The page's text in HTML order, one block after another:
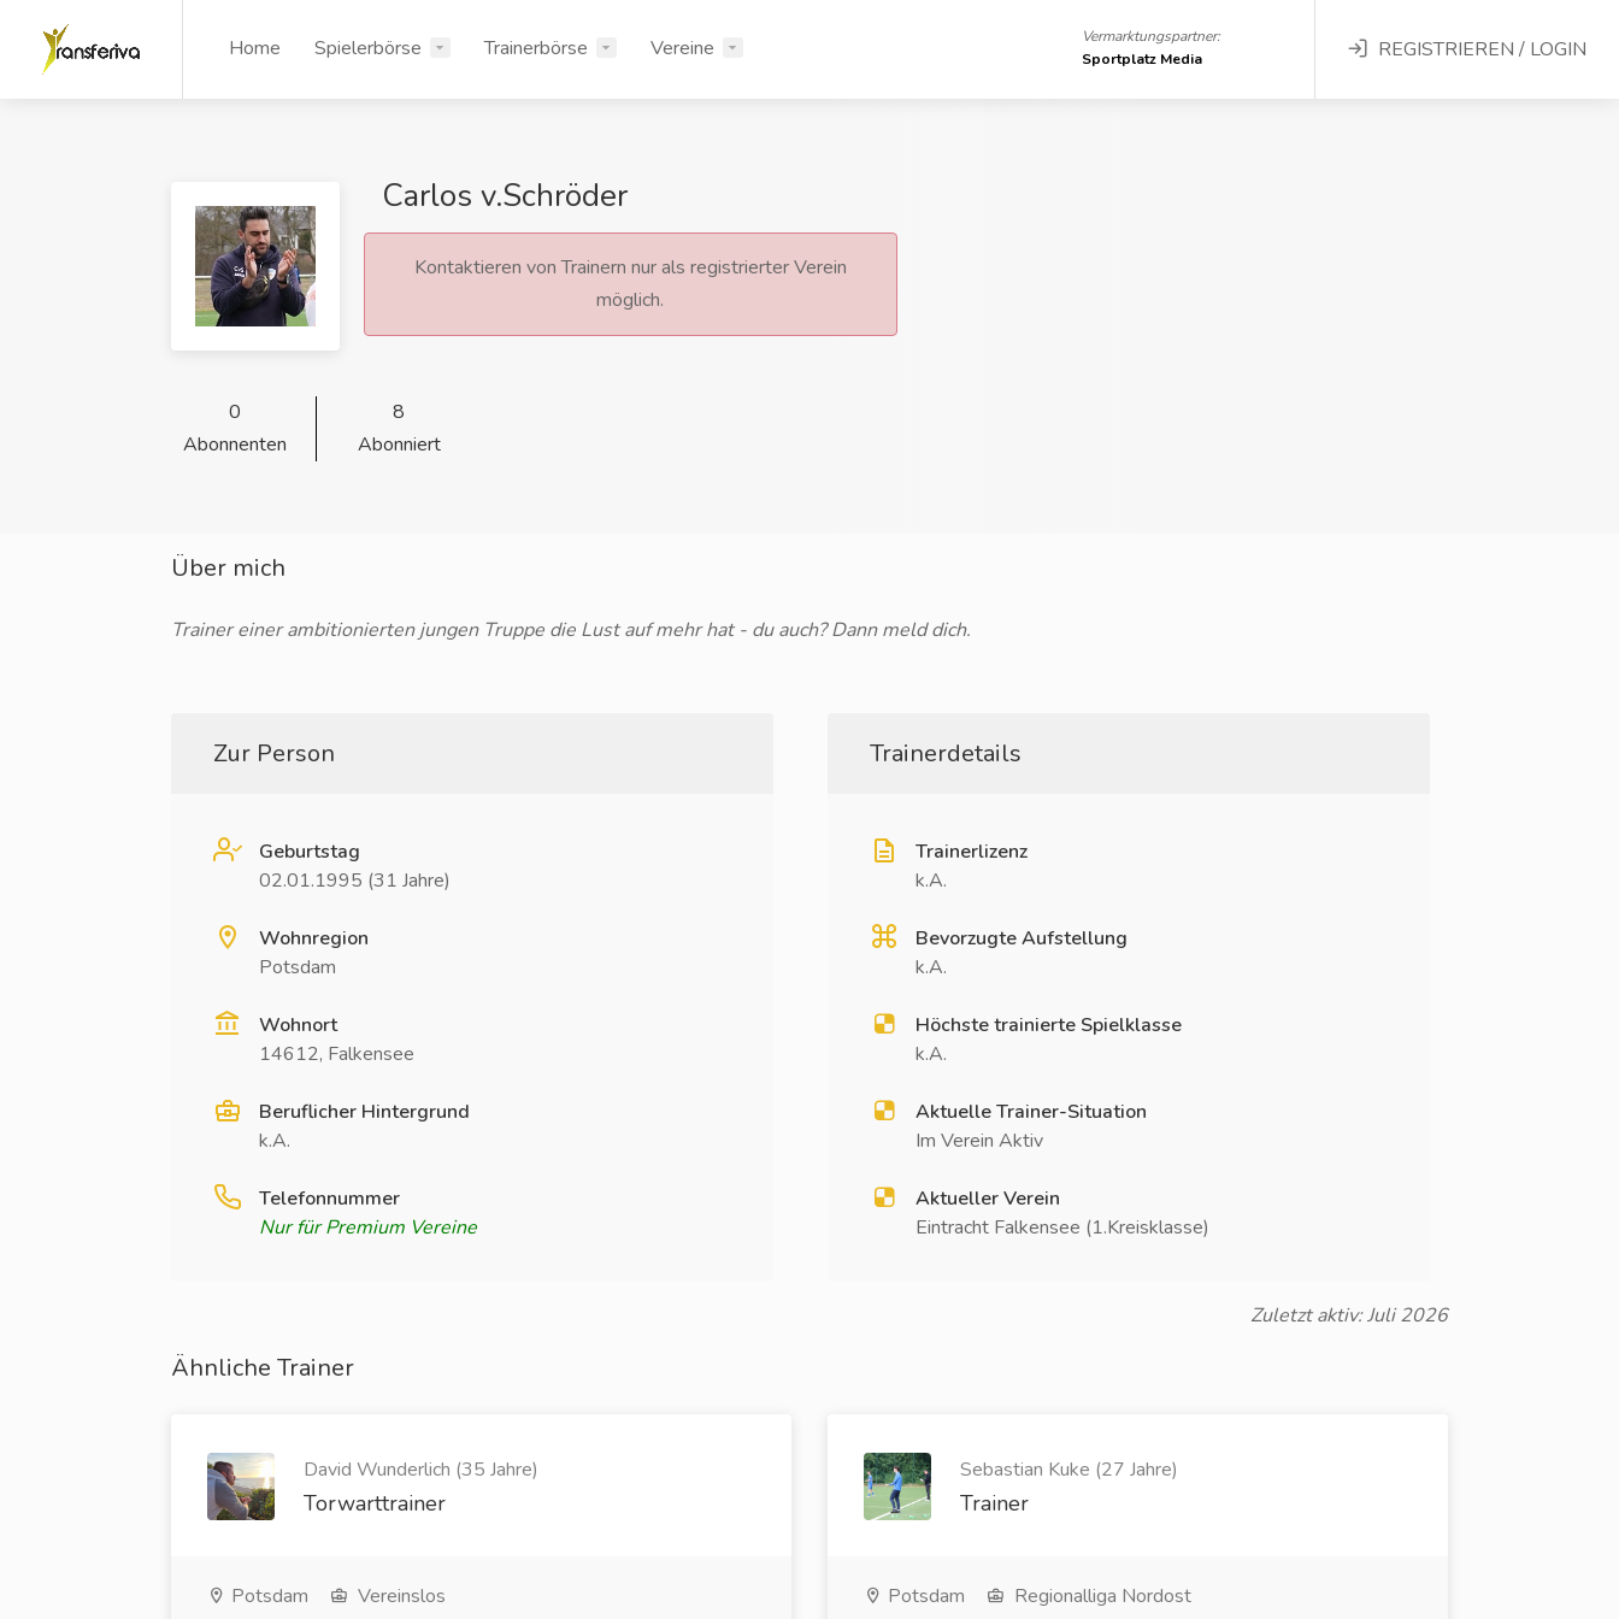
Home Spielerbörse Trainerbörse Vereine
Vermarktungspartner:
Sportplatz Media
REGISTRIEREN / LOGIN
Carlos v.Schröder
Kontaktieren von Trainern nur als registrierter Verein
möglich.
0
Abonnenten
8
Abonniert
Über mich
Trainer einer ambitionierten jungen Truppe die Lust auf mehr hat - du auch? Dann meld dich.
Zur Person
Geburtstag
02.01.1995 (31 Jahre)
Wohnregion
Potsdam
Wohnort
14612, Falkensee
Beruflicher Hintergrund
k.A.
Telefonnummer
Nur für Premium Vereine
Trainerdetails
Trainerlizenz
k.A.
Bevorzugte Aufstellung
k.A.
Höchste trainierte Spielklasse
k.A.
Aktuelle Trainer-Situation
Im Verein Aktiv
Aktueller Verein
Eintracht Falkensee (1.Kreisklasse)
Zuletzt aktiv: Juli 2026
Ähnliche Trainer
David Wunderlich (35 Jahre)
Torwarttrainer
Potsdam Vereinslos
Sebastian Kuke (27 Jahre)
Trainer
Potsdam Regionalliga Nordost